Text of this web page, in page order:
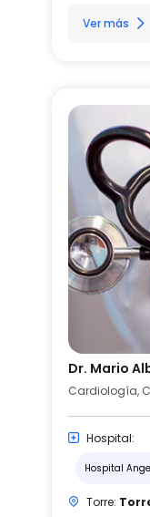
Ver más
Dr. Mario
Cardiología,
Hospital:
Hospital
Torre: